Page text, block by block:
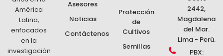
América
Latina,
enfocados
en la
investigación
Asesores
Noticias
Contáctenos
Protección
de
Cultivos
Semillas
2442,
Magdalena
del Mar.
Lima - Perú.
PBX: